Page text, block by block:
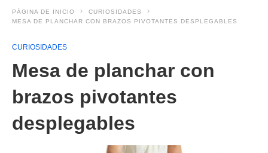
PÁGINA DE INICIO
CURIOSIDADES
MESA DE PLANCHAR CON BRAZOS PIVOTANTES DESPLEGABLES
CURIOSIDADES
Mesa de planchar con
brazos pivotantes
desplegables